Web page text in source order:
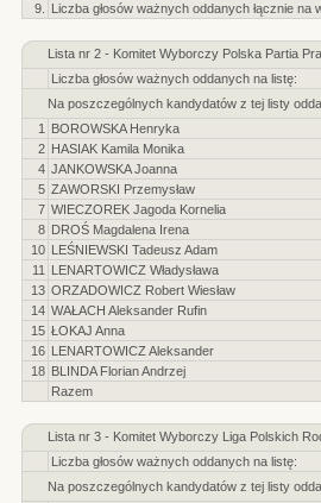
9.
Liczba głosów ważnych oddanych łącznie
Lista nr 2 - Komitet Wyborczy Polska Partia
Liczba głosów ważnych oddanych na listę:
Na poszczególnych kandydatów z tej listy
1
BOROWSKA Henryka
2 HASIAK Kamila Monika
4 JANKOWSKA Joanna
5 ZAWORSKI Przemysław
7 WIECZOREK Jagoda Kornelia
8 DROŚ Magdalena Irena
10 LEŚNIEWSKI Tadeusz Adam
11
LENARTOWICZ Władysława
13 ORZADOWICZ Robert Wiesław
14 WAŁACH Aleksander Rufin
15 ŁOKAJ Anna
16 LENARTOWICZ Aleksander
18 BLINDA Florian Andrzej
Razem
Lista nr 3 - Komitet Wyborczy Liga Polskich
Liczba głosów ważnych oddanych na listę:
Na poszczególnych kandydatów z tej listy